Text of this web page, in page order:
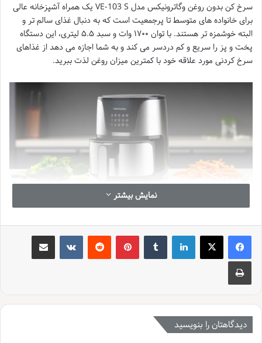
سرخ کن بدون روغن وگاترونیکس مدل VE-103 S یک همراه آشپزخانه عالی
برای خانواده های متوسط تا پرجمعیت است که به دنبال غذای سالم تر و
البته خوشمزه تر هستند. با توان ۱۷۰۰ وات و سبد ۵.۵ لیتری، این دستگاه
پخت و پز را سریع و کم دردسر می کند و به شما اجازه می دهد از غذاهای
سرخ کردنی مورد علاقه خود با کمترین میزان روغن لذت ببرید.
مدتی است که تب و تاب سرخ کن های بدون روغن حسابی توی آشپزخانه
ها افتاده و خب حق هم دارند! کی بدش می آید غذای مورد علاقه اش را با
روغن کمتر و بدون عذاب وجدان بخورد؟ این وسط، برندهای مختلفی وارد
گود شده اند و هر کدام سعی می کنند گوی رقابت را از دیگری بربایند.
آستین بالا بزنم و حسابی این دستگاه را زیر و رو کنم تا ببینیم واقعاً چه خبر
است و آیا این مدل وگاترونیکس، ارزشش را دارد که جایش را در آشپزخانه
نمایش بیشتر
لینکدین ‫تامبلر ‫پین‌ترست‫رددیت ‫VKontakteاشتراک گذاری از طریق ایمیل
چاپ
دیدگاهتان را بنویسید